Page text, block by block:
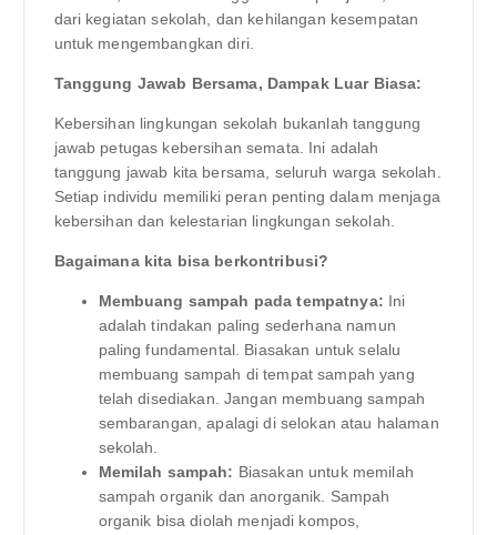
dari kegiatan sekolah, dan kehilangan kesempatan
untuk mengembangkan diri.
Tanggung Jawab Bersama, Dampak Luar Biasa:
Kebersihan lingkungan sekolah bukanlah tanggung
jawab petugas kebersihan semata. Ini adalah
tanggung jawab kita bersama, seluruh warga sekolah.
Setiap individu memiliki peran penting dalam menjaga
kebersihan dan kelestarian lingkungan sekolah.
Bagaimana kita bisa berkontribusi?
Membuang sampah pada tempatnya: Ini
adalah tindakan paling sederhana namun
paling fundamental. Biasakan untuk selalu
membuang sampah di tempat sampah yang
telah disediakan. Jangan membuang sampah
sembarangan, apalagi di selokan atau halaman
sekolah.
Memilah sampah: Biasakan untuk memilah
sampah organik dan anorganik. Sampah
organik bisa diolah menjadi kompos,